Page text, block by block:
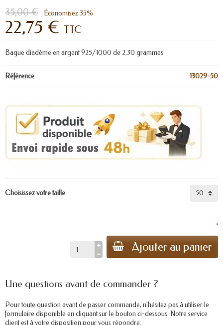
35,00 € Économisez 35%
22,75 € TTC
Bague diadème en argent 925/1000 de 2,30 grammes
Référence 13029-50
Choisissez votre taille
.
Ajouter au panier
Une questions avant de commander ?
Pour toute question avant de passer commande, n'hésitez pas à utiliser le
formulaire disponible en cliquant sur le bouton ci-dessous. Notre service
client est à votre disposition pour vous répondre.